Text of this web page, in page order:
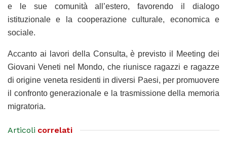
e le sue comunità all’estero, favorendo il dialogo
istituzionale e la cooperazione culturale, economica e
sociale.
Accanto ai lavori della Consulta, è previsto il Meeting dei
Giovani Veneti nel Mondo, che riunisce ragazzi e ragazze
di origine veneta residenti in diversi Paesi, per promuovere
il confronto generazionale e la trasmissione della memoria
migratoria.
Articoli correlati